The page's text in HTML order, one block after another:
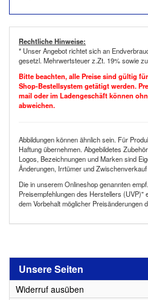
Rechtliche Hinweise:
* Unser Angebot richtet sich an
gesetzl. Mehrwertsteuer z.Zt. 19% sowie
Bitte beachten, alle Preise sind gültig
Shop-Bestellsystem getätigt werden.
mail oder im Ladengeschäft können
abweichen.
Abbildungen können ähnlich sein. Für
Haftung übernehmen. Abgebildetes
Logos, Bezeichnungen und Marken sind
Änderungen, Irrtümer und
Die in unserem Onlineshop genannten
Preisempfehlungen des Herstellers (UVP)"
dem Vorbehalt möglicher Preisänderungen
Unsere Seiten
Widerruf ausüben